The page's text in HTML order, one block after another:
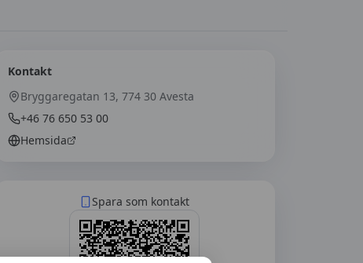
Kontakt
Bryggaregatan 13, 774 30 Avesta
+46 76 650 53 00
Hemsida
Spara som kontakt